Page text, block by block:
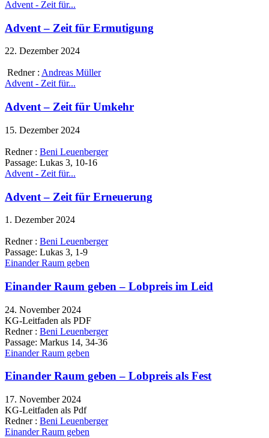
Advent - Zeit für...
Advent – Zeit für Ermutigung
22. Dezember 2024
Redner : Andreas Müller
Advent - Zeit für...
Advent – Zeit für Umkehr
15. Dezember 2024
Redner : Beni Leuenberger
Passage: Lukas 3, 10-16
Advent - Zeit für...
Advent – Zeit für Erneuerung
1. Dezember 2024
Redner : Beni Leuenberger
Passage: Lukas 3, 1-9
Einander Raum geben
Einander Raum geben – Lobpreis im Leid
24. November 2024
KG-Leitfaden als PDF
Redner : Beni Leuenberger
Passage: Markus 14, 34-36
Einander Raum geben
Einander Raum geben – Lobpreis als Fest
17. November 2024
KG-Leitfaden als Pdf
Redner : Beni Leuenberger
Einander Raum geben